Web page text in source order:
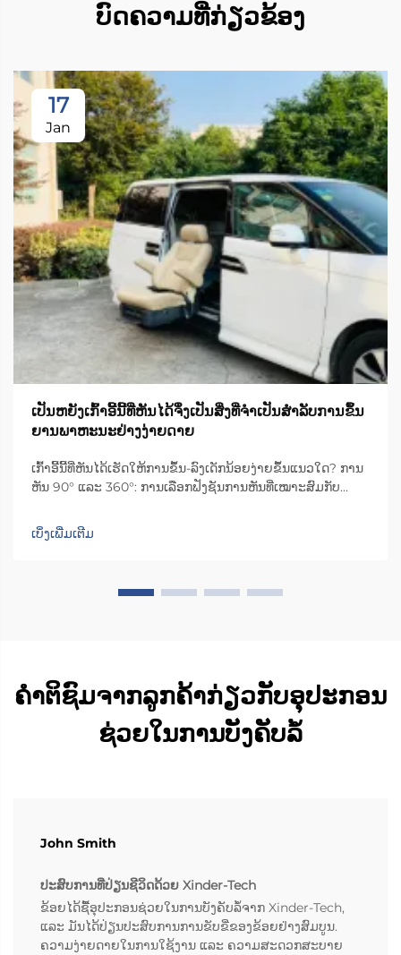
ບົດຄວາມທີ່ກ່ຽວຂ້ອງ
17
Jan
ເປັນຫຍັງເກົ້າອີ້ນີ້ທີ່ຫັນໄດ້ຈຶ່ງເປັນສິ່ງທີ່ຈຳເປັນສຳລັບການຂຶ້ນ
ຍານພາຫະນະຢ່າງງ່າຍດາຍ
ເກົ້າອີ້ນີ້ທີ່ຫັນໄດ້ເຮັດໃຫ້ການຂຶ້ນ-ລົງເດັກນ້ອຍງ່າຍຂຶ້ນແນວໃດ? ການ
ຫັນ 90° ແລະ 360°: ການເລືອກຟັງຊັນການຫັນທີ່ເໝາະສົມກັບ
ຊ່ວງການຫັນທີ່ເໝາະສົມຈະເຮັດໃຫ້ການໃຊ້ງານ ແລະ ຄວາມປອດ
ໄພດີຂຶ້ນ: ການຫັນ 90°...
ເບິ່ງເພີ່ມເຕີມ
ຄຳຕິຊົມຈາກລູກຄ້າກ່ຽວກັບອຸປະກອນ
ຊ່ວຍໃນການບັງຄັບລໍ້
John Smith
ປະສົບການທີ່ປ່ຽນຊີວິດດ້ວຍ Xinder-Tech
ຂ້ອຍໄດ້ຊື້ອຸປະກອນຊ່ວຍໃນການບັງຄັບລໍ້ຈາກ Xinder-Tech,
ແລະ ມັນໄດ້ປ່ຽນປະສົບການການຂັບຂີ່ຂອງຂ້ອຍຢ່າງສົມບູນ.
ຄວາມງ່າຍດາຍໃນການໃຊ້ງານ ແລະ ຄວາມສະດວກສະບາຍ